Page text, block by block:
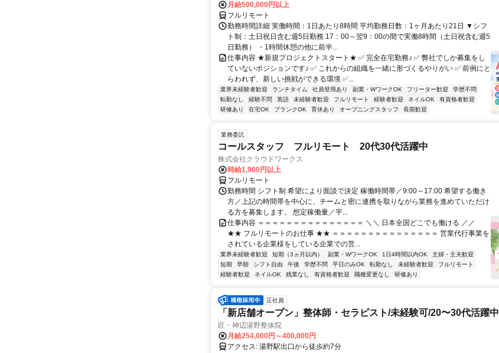
月給500,000円以上
フルリモート
勤務時間詳細 実働時間：1日あたり8時間 平均勤務日数：1ヶ月あたり21日 ▼シフ
ト制：土日祝日含む週5日勤務 17：00～翌9：00の間で実働8時間（土日祝含む週5
日勤務） ・1時間休憩の他に前半...
仕事内容 ★新規プロジェクトスタート★ ✅ 完全在宅勤務♪ ✅ 弊社でしか募集をし
ていないポジションです♪ ✅ これからの組織を一緒に形づくるやりがい ✅ 前例にと
らわれず、新しい挑戦ができる環境 ✅...
業界未経験者歓迎 ランチタイム 社員登用あり 副業・WワークOK フリーター歓迎
学歴不問
転勤なし
経験不問 英語 未経験者歓迎 フルリモート 経験者歓迎 ネイルOK
有資格者歓迎
研修あり
在宅OK ブランクOK 育休あり オープニングスタッフ 長期歓迎
業務委託
コールスタッフ フルリモート 20代30代活躍中
株式会社クラウドワークス
時給1,900円以上
フルリモート
勤務時間 シフト制 希望により面談で決定 稼働時間帯／9:00～17:00 希望する働き
方／上記の時間帯を中心に、チームと密に連携を取りながら業務を進めていただけ
る方を募集します。 想定稼働量／平...
仕事内容 ＝＝＝＝＝＝＝＝＝＝＝＝＝＝＝ ＼＼ 日本全国どこでも働ける ／／
★★ フルリモートのお仕事 ★★ ＝＝＝＝＝＝＝＝＝＝＝＝＝＝＝ 営業代行事業を
されている企業様をしている企業での営...
業界未経験者歓迎 短期（3ヵ月以内） 副業・WワークOK 1日4時間以内OK
主婦・主夫歓迎
短期
早朝 シフト自由 午後 学歴不問 平日のみOK 転勤なし 未経験者歓迎
フルリモート
経験者歓迎
ネイルOK 残業なし 有資格者歓迎 職種変更なし 研修あり
正社員
「新店舗オープン」整体師・セラピスト/未経験可/20〜30代活躍中
匠・神辺湯野整体院
月給254,000円～400,000円
アクセス: 湯野駅出口から徒歩約7分